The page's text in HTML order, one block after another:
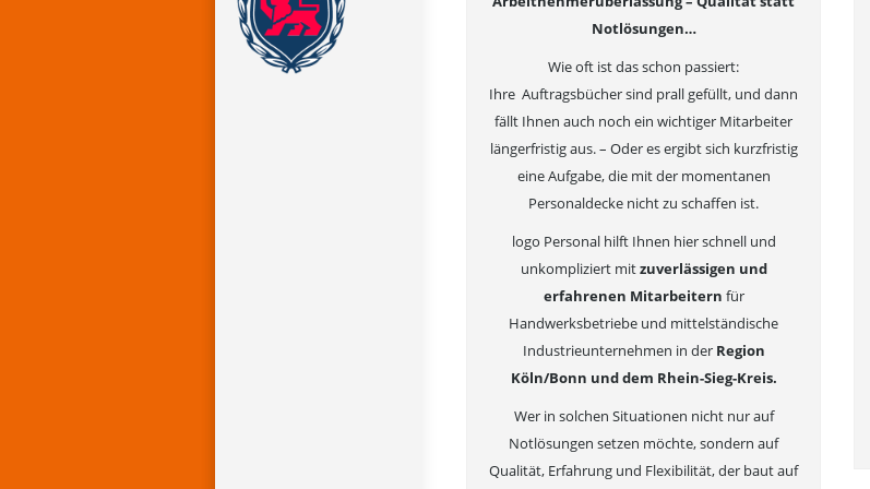
Notlösungen…
Wie oft ist das schon passiert:
Ihre Auftragsbücher sind prall gefüllt, und dann
fällt Ihnen auch noch ein wichtiger Mitarbeiter
längerfristig aus. – Oder es ergibt sich kurzfristig
eine Aufgabe, die mit der momentanen
Personaldecke nicht zu schaffen ist.
logo Personal hilft Ihnen hier schnell und
unkompliziert mitzuverlässigen und
erfahrenen Mitarbeitern für
Handwerksbetriebe und mittelständische
Industrieunternehmen in der Region
Köln/Bonn und dem Rhein-Sieg-Kreis.
Wer in solchen Situationen nicht nur auf
Notlösungen setzen möchte, sondern auf
Qualität, Erfahrung und Flexibilität, der baut auf